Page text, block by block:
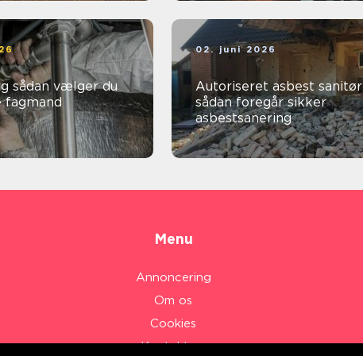
fagmand
02. juni 2026
Autoriseret asbest sanitør
sådan foregår sikker
asbestsanering
Menu
Annoncering
Om os
Cookies
Kontakt os